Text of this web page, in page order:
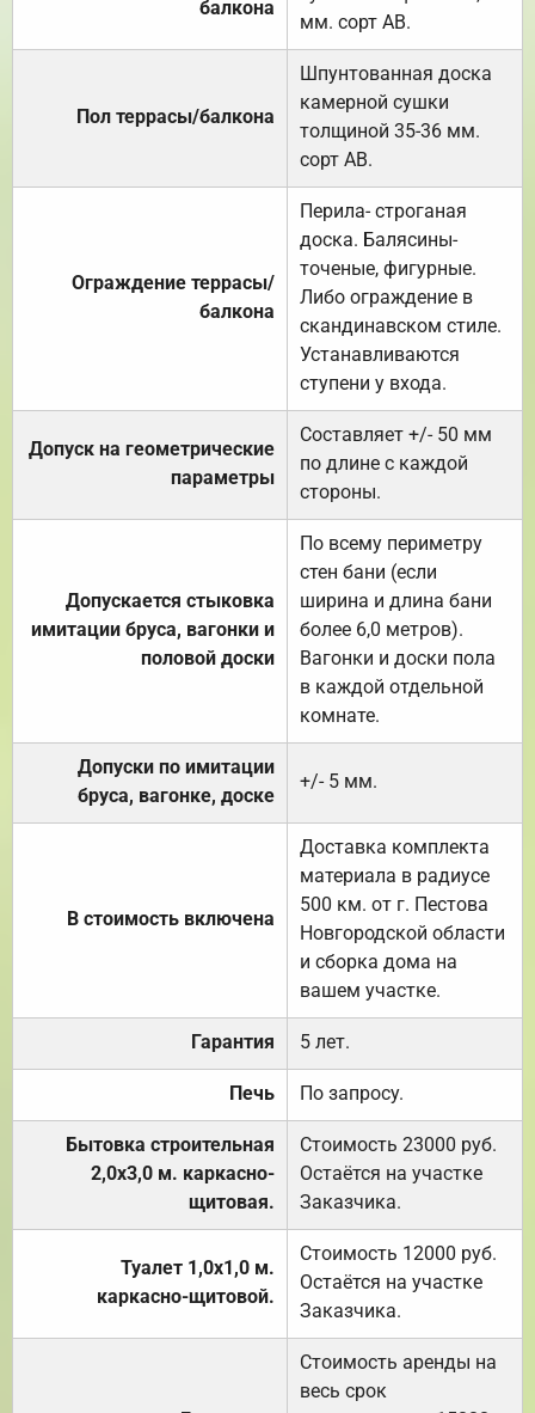
балкона
мм. сорт АВ.
Пол террасы/балкона
Шпунтованная доска
камерной сушки
толщиной 35-36 мм.
сорт АВ.
Ограждение террасы/
балкона
Перила- строганая
доска. Балясины-
точеные, фигурные.
Либо ограждение в
скандинавском стиле.
Устанавливаются
ступени у входа.
Допуск на геометрические
параметры
Составляет +/- 50 мм
по длине с каждой
стороны.
Допускается стыковка
имитации бруса, вагонки и
половой доски
По всему периметру
стен бани (если
ширина и длина бани
более 6,0 метров).
Вагонки и доски пола
в каждой отдельной
комнате.
Допуски по имитации
бруса, вагонке, доске
+/- 5 мм.
В стоимость включена
Доставка комплекта
материала в радиусе
500 км. от г. Пестова
Новгородской области
и сборка дома на
вашем участке.
Гарантия 5 лет.
Печь По запросу.
Бытовка строительная
2,0х3,0 м. каркасно-
щитовая.
Стоимость 23000 руб.
Остаётся на участке
Заказчика.
Туалет 1,0х1,0 м.
каркасно-щитовой.
Стоимость 12000 руб.
Остаётся на участке
Заказчика.
Стоимость аренды на
весь срок